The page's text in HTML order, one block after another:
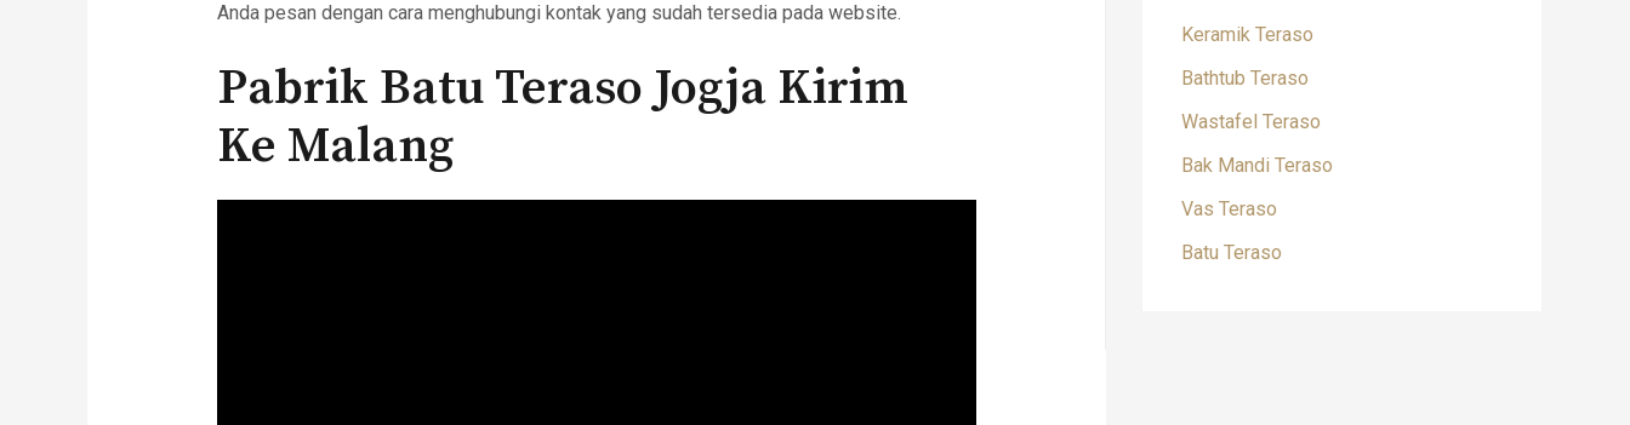
Anda pesan dengan cara menghubungi kontak yang sudah tersedia pada website.
Pabrik Batu Teraso Jogja Kirim
Ke Malang
Keramik Teraso
Bathtub Teraso
Wastafel Teraso
Bak Mandi Teraso
Vas Teraso
Batu Teraso